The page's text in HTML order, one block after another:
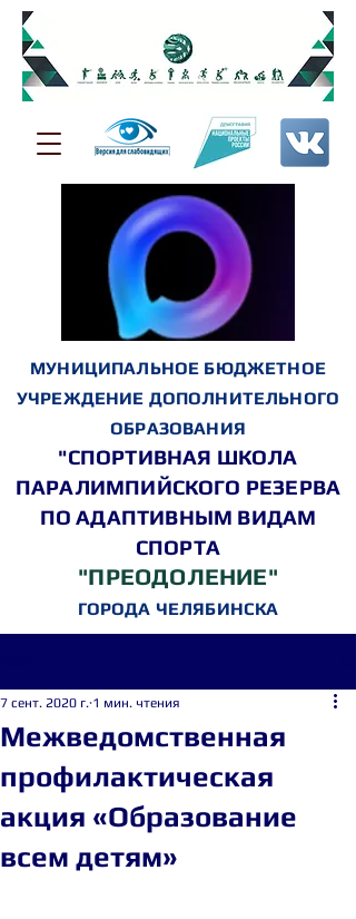
МУНИЦИПАЛЬНОЕ БЮДЖЕТНОЕ
УЧРЕЖДЕНИЕ ДОПОЛНИТЕЛЬНОГО
ОБРАЗОВАНИЯ
"СПОРТИВНАЯ ШКОЛА
ПАРАЛИМПИЙСКОГО РЕЗЕРВА
ПО АДАПТИВНЫМ ВИДАМ
СПОРТА
"ПРЕОДОЛЕНИЕ"
ГОРОДА ЧЕЛЯБИНСКА
Межведомственная
профилактическая
акция «Образование
всем детям»
7 сент. 2020 г. 1 мин. чтения